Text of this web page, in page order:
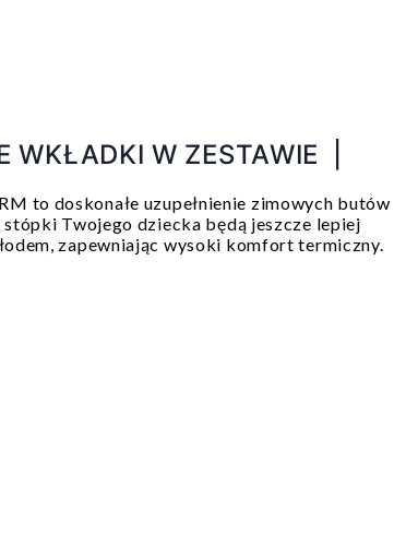
WKŁADKI W ZESTAWIE |
to doskonałe uzupełnienie zimowych butów
Twojego dziecka będą jeszcze lepiej
zapewniając wysoki komfort termiczny.